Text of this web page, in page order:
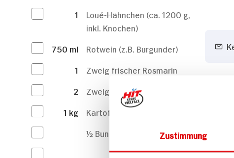
Zustimmung
1
Loué-Hähnchen (ca. 1200 g,
inkl. Knochen)
750 ml
Rotwein (z.B. Burgunder)
1
Zweig frischer Rosmarin
2
Zweige frischer Thymian
1 kg
Kartoffeln
½ Bund glatte Petersilie